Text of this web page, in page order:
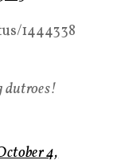
1444338
dutroes!
4,